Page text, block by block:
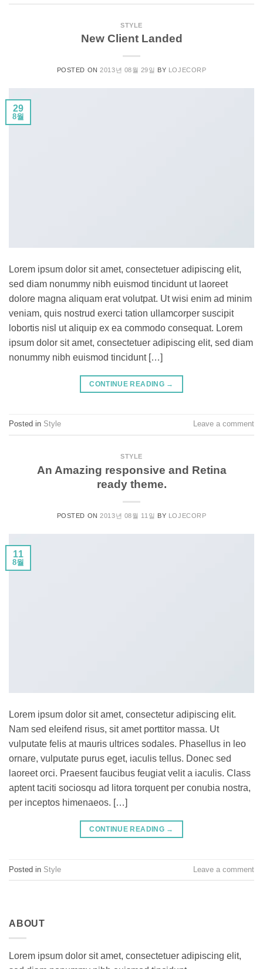
STYLE
New Client Landed
POSTED ON2013년 08월 29일 BY LOJECORP
29
8월
Lorem ipsum dolor sit amet, consectetuer adipiscing elit,
sed diam nonummy nibh euismod tincidunt ut laoreet
dolore magna aliquam erat volutpat. Ut wisi enim ad minim
veniam, quis nostrud exerci tation ullamcorper suscipit
lobortis nisl ut aliquip ex ea commodo consequat. Lorem
ipsum dolor sit amet, consectetuer adipiscing elit, sed diam
nonummy nibh euismod tincidunt […]
CONTINUE READING →
Posted in Style Leave a comment
STYLE
An Amazing responsive and Retina
ready theme.
POSTED ON2013년 08월 11일 BY LOJECORP
11
8월
Lorem ipsum dolor sit amet, consectetur adipiscing elit.
Nam sed eleifend risus, sit amet porttitor massa. Ut
vulputate felis at mauris ultrices sodales. Phasellus in leo
ornare, vulputate purus eget, iaculis tellus. Donec sed
laoreet orci. Praesent faucibus feugiat velit a iaculis. Class
aptent taciti sociosqu ad litora torquent per conubia nostra,
per inceptos himenaeos. […]
CONTINUE READING →
Posted in Style Leave a comment
ABOUT
Lorem ipsum dolor sit amet, consectetuer adipiscing elit,